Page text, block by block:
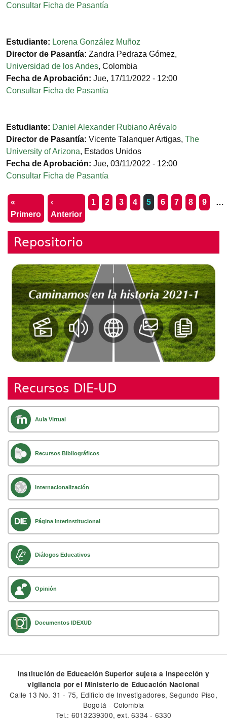
Consultar Ficha de Pasantía
Estudiante: Lorena González Muñoz
Director de Pasantía: Zandra Pedraza Gómez,
Universidad de los Andes, Colombia
Fecha de Aprobación: Jue, 17/11/2022 - 12:00
Consultar Ficha de Pasantía
Estudiante: Daniel Alexander Rubiano Arévalo
Director de Pasantía: Vicente Talanquer Artigas, The
University of Arizona, Estados Unidos
Fecha de Aprobación: Jue, 03/11/2022 - 12:00
Consultar Ficha de Pasantía
Paginación
«
PrimeroPrimera página
‹
AnteriorPágina anterior
1 2 3 4 5 6 7 8 9 …
Repositorio
Recursos DIE-UD
Aula Virtual
Recursos Bibliográficos
Internacionalización
Página Interinstitucional
Diálogos Educativos
Opinión
Documentos IDEXUD
Institución de Educación Superior sujeta a inspección y
vigilancia por el Ministerio de Educación Nacional
Calle 13 No. 31 - 75, Edificio de Investigadores, Segundo Piso,
Bogotá - Colombia
Tel.: 6013239300, ext. 6334 - 6330